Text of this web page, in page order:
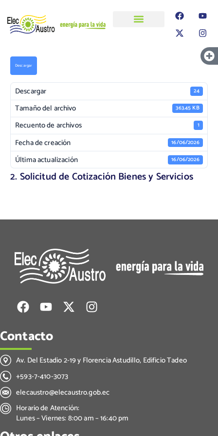
Descargar
Descargar 24
Tamaño del archivo 363.45 KB
Recuento de archivos 1
Fecha de creación 16/06/2026
Última actualización 16/06/2026
2. Solicitud de Cotización Bienes y Servicios
Contacto
Av. Del Estadio 2-19 y Florencia Astudillo, Edificio Tadeo
+593-7-410-3073
elecaustro@elecaustro.gob.ec
Horario de Atención:
Lunes – Viernes: 8:00 am – 16:40 pm